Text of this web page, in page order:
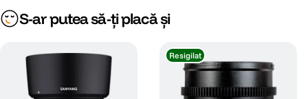
S-ar putea să-ți placă și
Resigilat